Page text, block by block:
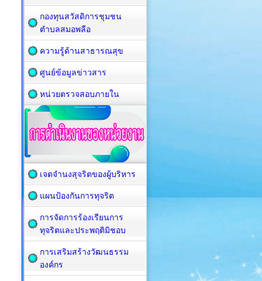
กองทุนสวัสดิการชุมชน
ตำบลสมอพลือ
ความรู้ด้านสาธารณสุข
ศูนย์ข้อมูลข่าวสาร
หน่วยตรวจสอบภายใน
เจตจำนงสุจริตของผู้บริหาร
แผนป้องกันการทุจริต
การจัดการร้องเรียนการ
ทุจริตและประพฤติมิชอบ
การเสริมสร้างวัฒนธรรม
องค์กร